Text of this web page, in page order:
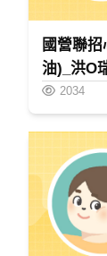
國營聯
油)_洪O
2034